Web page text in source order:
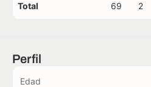
Total 69 2
Perfil
Edad